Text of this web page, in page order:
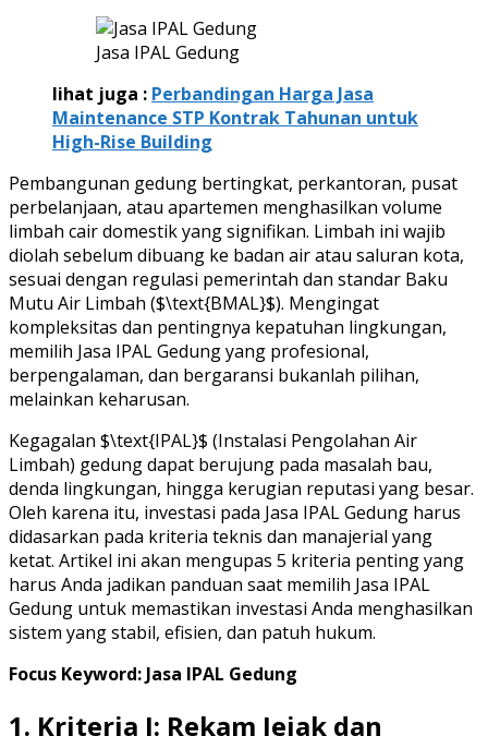
Jasa IPAL Gedung
lihat juga : Perbandingan Harga Jasa
Maintenance STP Kontrak Tahunan untuk
High-Rise Building
Pembangunan gedung bertingkat, perkantoran, pusat
perbelanjaan, atau apartemen menghasilkan volume
limbah cair domestik yang signifikan. Limbah ini wajib
diolah sebelum dibuang ke badan air atau saluran kota,
sesuai dengan regulasi pemerintah dan standar Baku
Mutu Air Limbah ($\text{BMAL}$). Mengingat
kompleksitas dan pentingnya kepatuhan lingkungan,
memilih Jasa IPAL Gedung yang profesional,
berpengalaman, dan bergaransi bukanlah pilihan,
melainkan keharusan.
Kegagalan $\text{IPAL}$ (Instalasi Pengolahan Air
Limbah) gedung dapat berujung pada masalah bau,
denda lingkungan, hingga kerugian reputasi yang besar.
Oleh karena itu, investasi pada Jasa IPAL Gedung harus
didasarkan pada kriteria teknis dan manajerial yang
ketat. Artikel ini akan mengupas 5 kriteria penting yang
harus Anda jadikan panduan saat memilih Jasa IPAL
Gedung untuk memastikan investasi Anda menghasilkan
sistem yang stabil, efisien, dan patuh hukum.
Focus Keyword: Jasa IPAL Gedung
1. Kriteria I: Rekam Jejak dan